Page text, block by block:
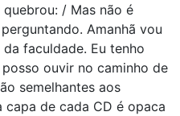
/ Mas não é
Amanhã vou
faculdade. Eu tenho
ouvir no caminho de
semelhantes aos
capa de cada CD é opaca